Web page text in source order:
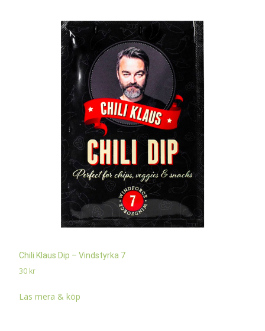
Chili Klaus Dip – Vindstyrka 7
30 kr
Läs mera & köp